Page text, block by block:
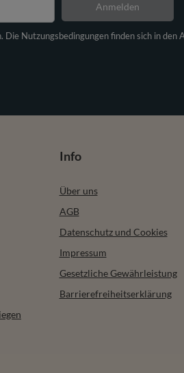
Nutzungsbedingungen finden sich in den
Anmelden
Info
Über uns
AGB
Datenschutz und Cookies
Impressum
Gesetzliche Gewährleistung
Barrierefreiheitserklärung